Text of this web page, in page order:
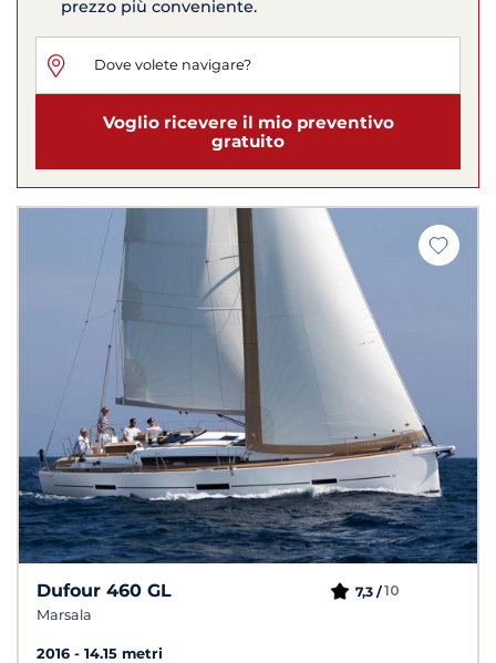
prezzo più conveniente.
Voglio ricevere il mio preventivo
gratuito
Dufour 460 GL
Marsala
7,3 /10
2016
14.15 metri